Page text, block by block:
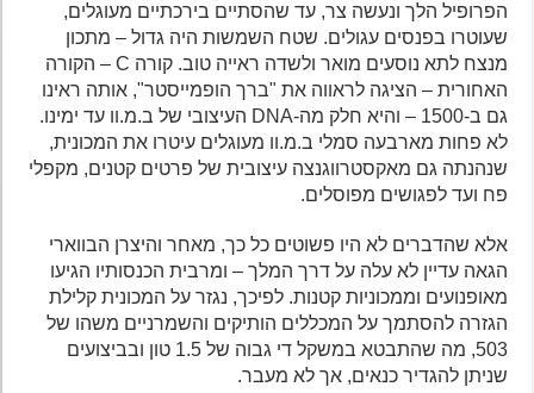
הפרופיל הלך ונעשה צר, עד שהסתיים בירכתיים מעוגלים,
שעוטרו בפנסים עגולים. שטח השמשות היה גדול – מתכון
מנצח לתא נוסעים מואר ולשדה ראייה טוב. קורה C – הקורה
האחורית – הציגה לראווה את "ברך הופמייסטר", אותה ראינו
גם ב-1500 – והיא חלק מה-DNA העיצובי של ב.מ.וו עד ימינו.
לא פחות מארבעה סמלי ב.מ.וו מעוגלים עיטרו את המכונית,
שנהנתה גם מאקסטרווגנצה עיצובית של פרטים קטנים, מקפלי
פח ועד לפגושים מפוסלים.
אלא שהדברים לא היו פשוטים כל כך, מאחר והיצרן הבווארי
הגאה עדיין לא עלה על דרך המלך – ומרבית הכנסותיו הגיעו
מאופנועים וממכוניות קטנות. לפיכך, נגזר על המכונית קלילת
הגזרה להסתמך על המכללים הותיקים והשמרניים משהו של
503, מה שהתבטא במשקל די גבוה של 1.5 טון ובביצועים
שניתן להגדיר כנאים, אך לא מעבר.